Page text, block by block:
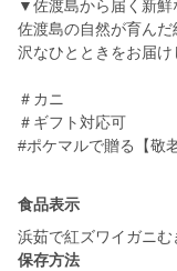
▼佐渡島から届く新鮮
佐渡島の自然が育ん
沢なひとときをお届け
＃カニ
＃ギフト対応可
#ポケマルで贈る【敬
食品表示
浜茹で紅ズワイガニむ
保存方法